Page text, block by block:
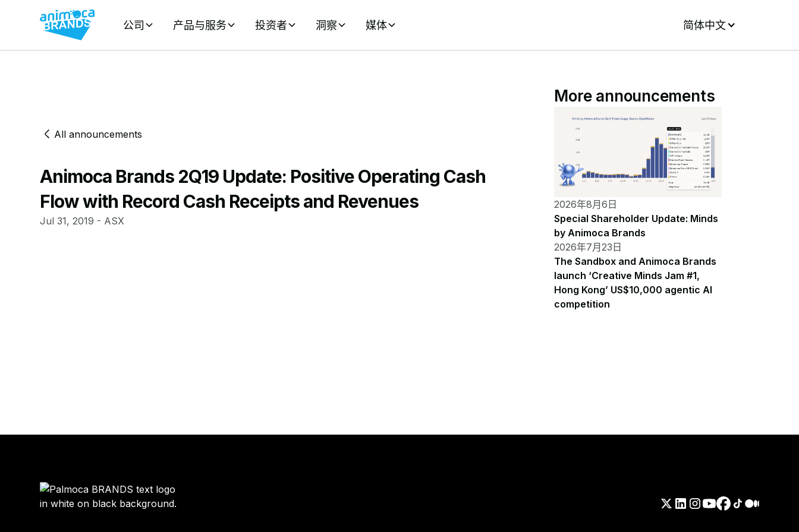
公司 产品与服务 投资者 洞察 媒体 简体中文
All announcements
Animoca Brands 2Q19 Update: Positive Operating Cash
Flow with Record Cash Receipts and Revenues
Jul 31, 2019 - ASX
More announcements
2026年8月6日
Special Shareholder Update: Minds
by Animoca Brands
2026年7月23日
The Sandbox and Animoca Brands
launch ‘Creative Minds Jam #1,
Hong Kong’ US$10,000 agentic AI
competition